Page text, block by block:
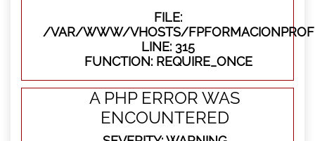
FILE:
/VAR/WWW/VHOSTS/
LINE: 315
FUNCTION: REQUIRE_ONCE
A PHP ERROR WAS
ENCOUNTERED